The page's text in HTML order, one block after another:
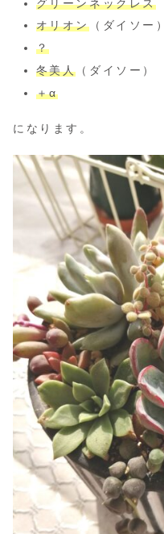
グリーンネックレス
オリオン （ダイソー）
？
冬美人 （ダイソー）
＋α
になります。